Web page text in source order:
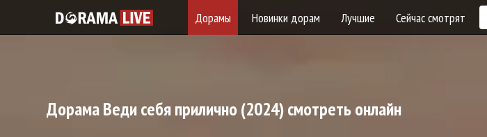
Дорамы Новинки дорам Лучшие Сейчас смотрят
ДорамаВеди себя прилично(2024) смотреть онлайн